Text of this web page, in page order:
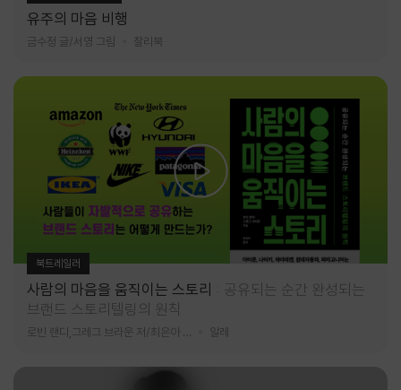
유주의 마음 비행
금수정 글/서영 그림 찰리북
북트레일러
사람의 마음을 움직이는 스토리
공유되는 순간 완성되는
브랜드 스토리텔링의 원칙
알레